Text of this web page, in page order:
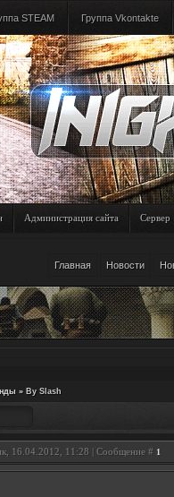
STEAM Группа Vkontakte
Администрация сайта Сервер
Главная Новости
» By Slash
16.04.2012, 11:28 | Сообщение # 1